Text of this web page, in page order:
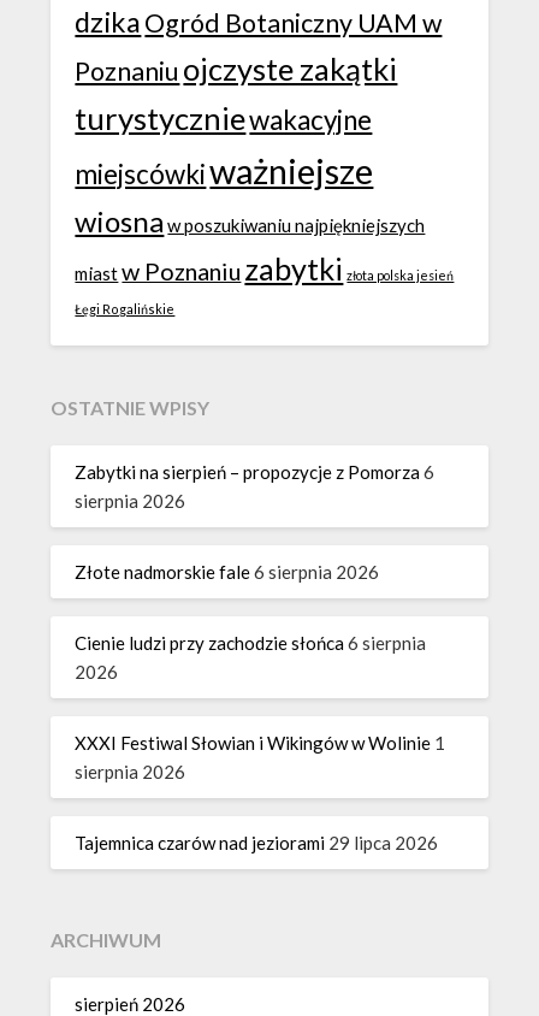
dzikaOgród Botaniczny UAM w
Poznaniu ojczyste zakątki
turystyczniewakacyjne
miejscówkiważniejsze
wiosna w poszukiwaniu najpiękniejszych
miastw Poznaniu zabytki złota polska jesień
Łęgi Rogalińskie
OSTATNIE WPISY
Zabytki na sierpień – propozycje z Pomorza6
sierpnia 2026
Złote nadmorskie fale6 sierpnia 2026
Cienie ludzi przy zachodzie słońca6 sierpnia
2026
XXXI Festiwal Słowian i Wikingów w Wolinie 1
sierpnia 2026
Tajemnica czarów nad jeziorami 29 lipca 2026
ARCHIWUM
sierpień 2026